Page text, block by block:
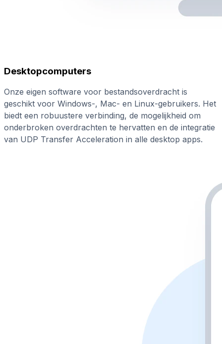
Desktopcomputers
Onze eigen software voor bestandsoverdracht is
geschikt voor Windows-, Mac- en Linux-gebruikers. Het
biedt een robuustere verbinding, de mogelijkheid om
onderbroken overdrachten te hervatten en de integratie
van UDP Transfer Acceleration in alle desktop apps.